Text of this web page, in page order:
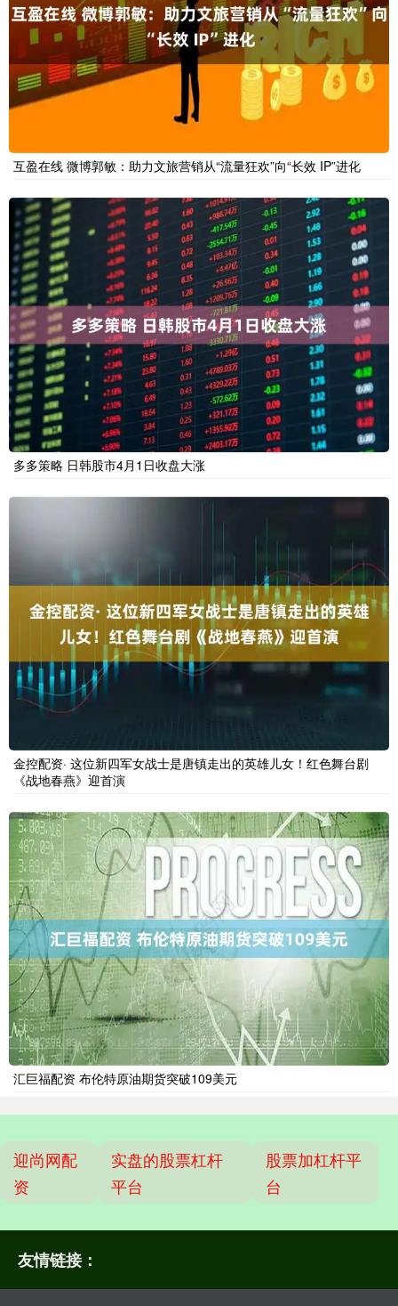
互盈在线 微博郭敏：助力文旅营销从“流量狂欢”向“长效 IP”进化
多多策略 日韩股市4月1日收盘大涨
金控配资· 这位新四军女战士是唐镇走出的英雄儿女！红色舞台剧
《战地春燕》迎首演
汇巨福配资 布伦特原油期货突破109美元
迎尚网配
资
实盘的股票杠杆
平台
股票加杠杆平
台
友情链接：